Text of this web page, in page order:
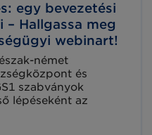
egy bevezetési
Hallgassa meg
webinart!
német
és
szabványok
lépéseként az
alkalmazásba.
webinart